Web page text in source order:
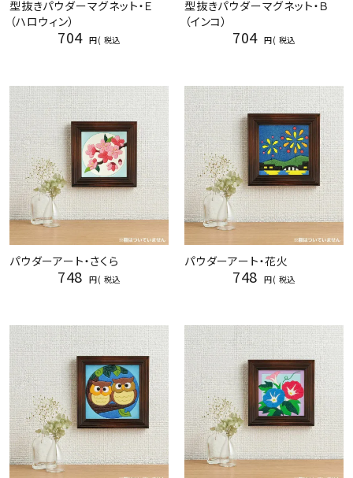
型抜きパウダーマグネット・Ｅ
（ハロウィン）
704 税込
型抜きパウダーマグネット・Ｂ
（インコ）
704 税込
パウダーアート・さくら
748 税込
パウダーアート・花火
748 税込